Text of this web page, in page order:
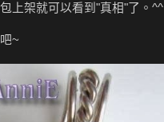
上架就可以看到"真相"了。^^
~